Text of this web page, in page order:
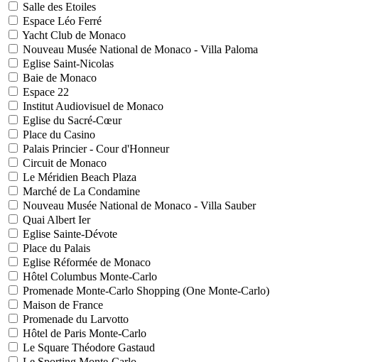
Salle des Etoiles
Espace Léo Ferré
Yacht Club de Monaco
Nouveau Musée National de Monaco - Villa Paloma
Eglise Saint-Nicolas
Baie de Monaco
Espace 22
Institut Audiovisuel de Monaco
Eglise du Sacré-Cœur
Place du Casino
Palais Princier - Cour d'Honneur
Circuit de Monaco
Le Méridien Beach Plaza
Marché de La Condamine
Nouveau Musée National de Monaco - Villa Sauber
Quai Albert Ier
Eglise Sainte-Dévote
Place du Palais
Eglise Réformée de Monaco
Hôtel Columbus Monte-Carlo
Promenade Monte-Carlo Shopping (One Monte-Carlo)
Maison de France
Promenade du Larvotto
Hôtel de Paris Monte-Carlo
Le Square Théodore Gastaud